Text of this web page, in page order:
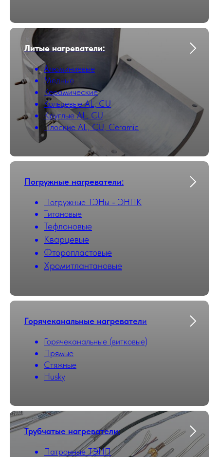
Литые нагреватели:
Алюминиевые
Медные
Керамические
Кольцевые AL, CU
Круглые AL, CU
Плоские AL, CU, Ceramic
Погружные нагреватели:
Погружные ТЭНы - ЭНПК
Титановые
Тефлоновые
Кварцевые
Фторопластовые
Хромитлантановые
Горячеканальные нагреватели
Горячеканальные (витковые)
Прямые
Стяжные
Husky
Трубчатые нагреватели:
Патронные ТЭНП